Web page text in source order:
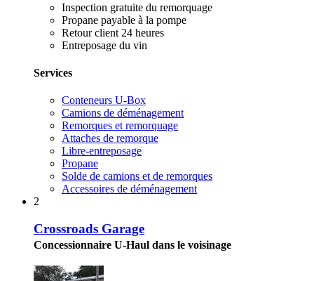
Inspection gratuite du remorquage
Propane payable à la pompe
Retour client 24 heures
Entreposage du vin
Services
Conteneurs U-Box
Camions de déménagement
Remorques et remorquage
Attaches de remorque
Libre-entreposage
Propane
Solde de camions et de remorques
Accessoires de déménagement
2
Crossroads Garage
Concessionnaire U-Haul dans le voisinage